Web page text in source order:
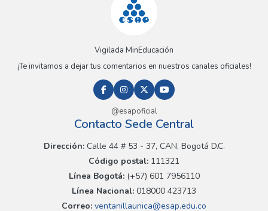
Vigilada MinEducación
¡Te invitamos a dejar tus comentarios en nuestros canales oficiales!
@esapoficial
Contacto Sede Central
Dirección:Calle 44 # 53 - 37, CAN, Bogotá D.C.
Código postal: 111321
Línea Bogotá:(+57) 601 7956110
Línea Nacional: 018000 423713
Correo: ventanillaunica@esap.edu.co